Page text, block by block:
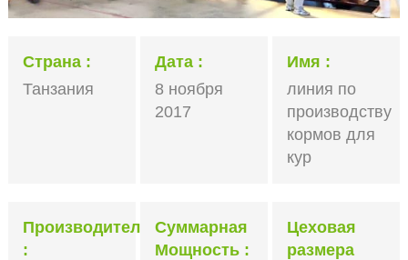
Страна
Танзания
Дата
8 ноября
2017
Имя
линия по
производству
кормов для
кур
ПроизводительностьСуммарная
Мощность
Цеховая
размера